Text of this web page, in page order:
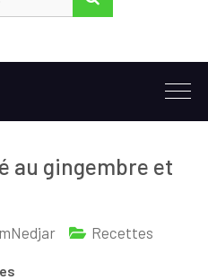
au gingembre et
Recettes